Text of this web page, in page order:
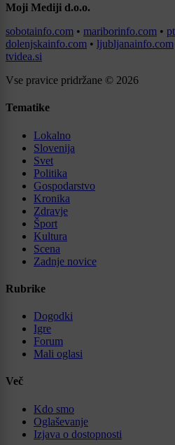
Moji Mediji d.o.o.
sobotainfo.com • mariborinfo.com •
dolenjskainfo.com • ljubljanainfo.com
tvidea.si
Vse pravice pridržane © 2026
Tematike
Lokalno
Slovenija
Svet
Politika
Gospodarstvo
Kronika
Zdravje
Šport
Kultura
Scena
Zadnje novice
Rubrike
Dogodki
Igre
Forum
Mali oglasi
Več
Kdo smo
Oglaševanje
Izjava o dostopnosti